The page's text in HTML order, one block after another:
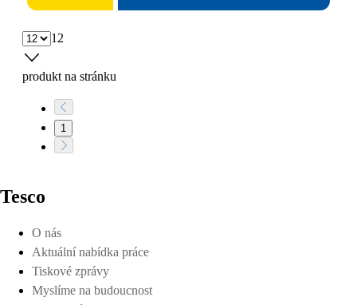
12
produkt na stránku
1
Tesco
O nás
Aktuální nabídka práce
Tiskové zprávy
Myslíme na budoucnost